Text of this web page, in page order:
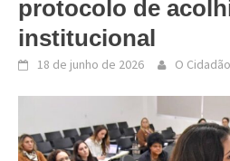
protocolo de
institucional
18 de junho de 2026 O